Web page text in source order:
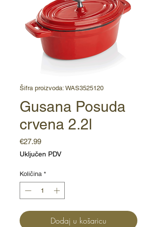
Šifra proizvoda: WAS3525120
Gusana Posuda
crvena 2.2l
€27.99Cijena
Uključen PDV
Količina *
Dodaj u košaricu